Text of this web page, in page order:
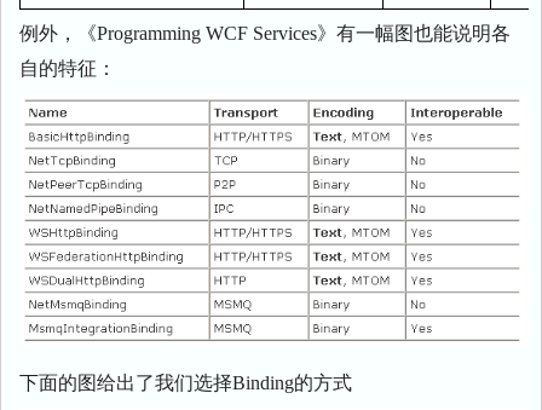
例外，《Programming WCF Services》有一幅图也能说明各
自的特征：
下面的图给出了我们选择Binding的方式